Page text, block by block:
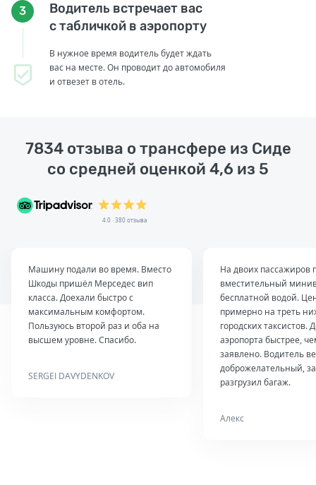
3
Водитель встречает вас
с табличкой в аэропорту
В нужное время водитель будет ждать
вас на месте. Он проводит до автомобиля
и отвезет в отель.
7834 отзыва о трансфере из Сиде
со средней оценкой 4,6 из 5
4.0 · 380 отзыва
Машину подали во время. Вместо
Шкоды пришёл Мерседес вип
класса. Доехали быстро с
максимальным комфортом.
Пользуюсь второй раз и оба на
высшем уровне. Спасибо.
SERGEI DAVYDENKOV
На двоих пассажиров
вместительный
бесплатной водой.
примерно на треть
городских таксистов.
аэропорта быстрее,
заявлено. Водитель
доброжелательный,
разгрузил багаж.
Алекс